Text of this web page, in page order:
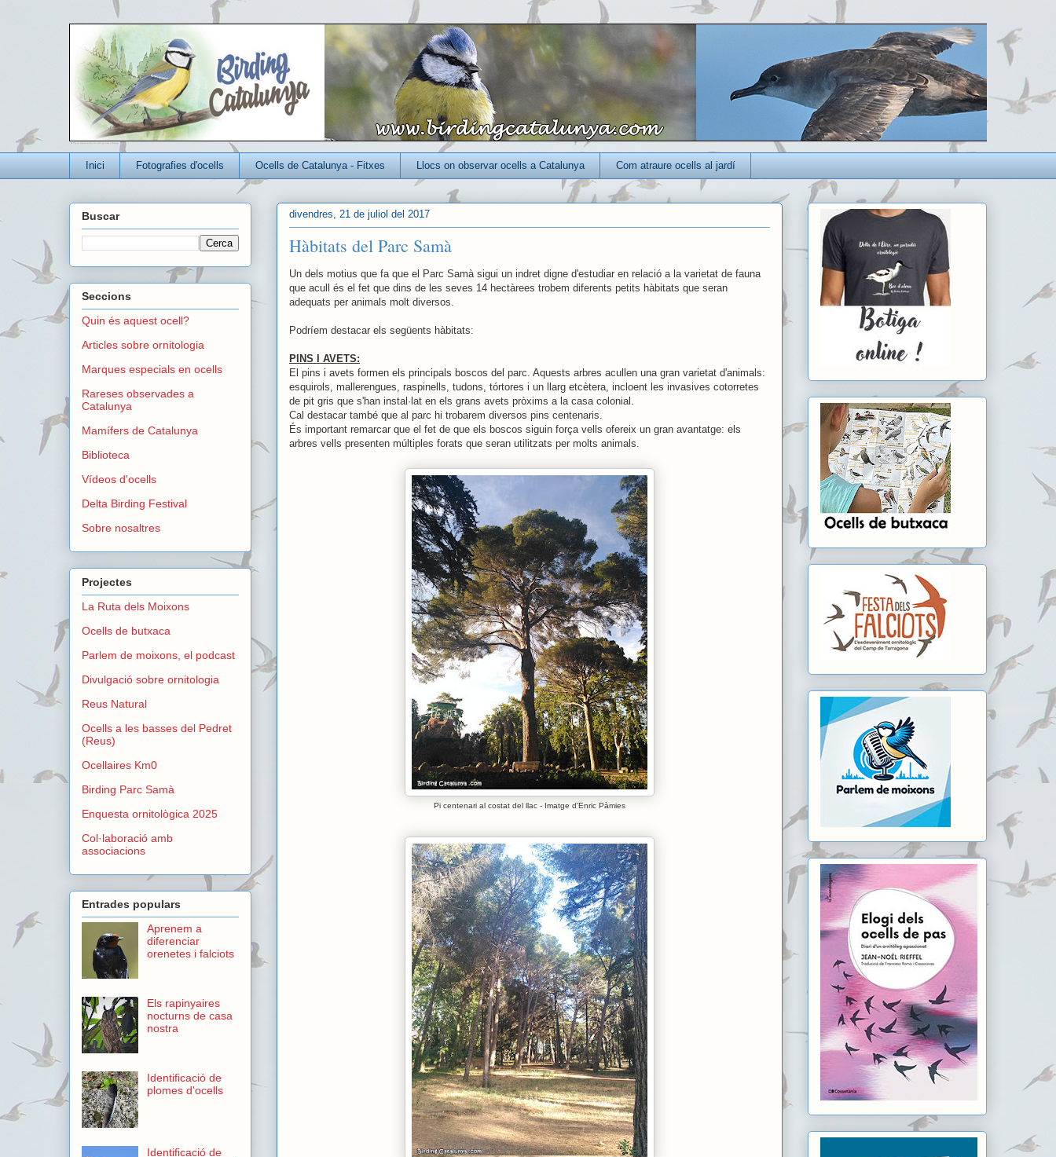
Un blog per conèixer millor els ocells que viuen a Catalunya
Inici Fotografies d'ocells Ocells de Catalunya - Fitxes Llocs on observar ocells a Catalunya Com atraure ocells al jardí
divendres, 21 de juliol del 2017
Hàbitats del Parc Samà
Un dels motius que fa que el Parc Samà sigui un indret digne d'estudiar en relació a la varietat de fauna
que acull és el fet que dins de les seves 14 hectàrees trobem diferents petits hàbitats que seran
adequats per animals molt diversos.
Podríem destacar els següents hàbitats:
PINS I AVETS:
El pins i avets formen els principals boscos del parc. Aquests arbres acullen una gran varietat d'animals:
esquirols, mallerengues, raspinells, tudons, tórtores i un llarg etcètera, incloent les invasives cotorretes
de pit gris que s'han instal·lat en els grans avets pròxims a la casa colonial.
Cal destacar també que al parc hi trobarem diversos pins centenaris.
És important remarcar que el fet de que els boscos siguin força vells ofereix un gran avantatge: els
arbres vells presenten múltiples forats que seran utilitzats per molts animals.
Pi centenari al costat del llac - Imatge d'Enric Pàmies
Buscar
Seccions
Quin és aquest ocell?
Articles sobre ornitologia
Marques especials en ocells
Rareses observades a
Catalunya
Mamífers de Catalunya
Biblioteca
Vídeos d'ocells
Delta Birding Festival
Sobre nosaltres
Projectes
La Ruta dels Moixons
Ocells de butxaca
Parlem de moixons, el podcast
Divulgació sobre ornitologia
Reus Natural
Ocells a les basses del Pedret
(Reus)
Ocellaires Km0
Birding Parc Samà
Enquesta ornitològica 2025
Col·laboració amb
associacions
Entrades populars
Aprenem a
diferenciar
orenetes i falciots
Els rapinyaires
nocturns de casa
nostra
Identificació de
plomes d'ocells
Identificació de